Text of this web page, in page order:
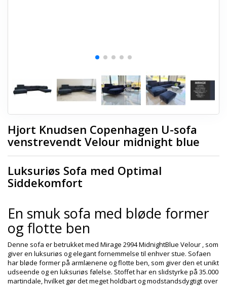
Hjort Knudsen Copenhagen U-sofa
venstrevendt Velour midnight blue
Luksuriøs Sofa med Optimal
Siddekomfort
En smuk sofa med bløde former
og flotte ben
Denne sofa er betrukket med Mirage 2994 MidnightBlue Velour , som
giver en luksuriøs og elegant fornemmelse til enhver stue. Sofaen
har bløde former på armlænene og flotte ben, som giver den et unikt
udseende og en luksuriøs følelse. Stoffet har en slidstyrke på 35.000
martindale, hvilket gør det meget holdbart og modstandsdygtigt over